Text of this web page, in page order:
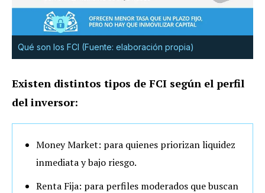
Qué son los FCI (Fuente: elaboración propia)
Existen distintos tipos de FCI según el perfil
del inversor:
Money Market: para quienes priorizan liquidez
inmediata y bajo riesgo.
Renta Fija: para perfiles moderados que buscan